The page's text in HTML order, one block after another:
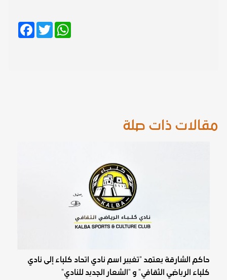
مقالات ذات صلة
حاكم الشارقة يعتمد "تغيير اسم نادي اتحاد كلباء إلى نادي
كلباء الرياضي الثقافي" و "الشعار الجديد للنادي"
Facebook
Twitter